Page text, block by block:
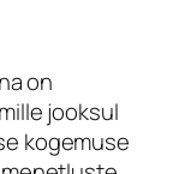
on
jooksul
kogemuse